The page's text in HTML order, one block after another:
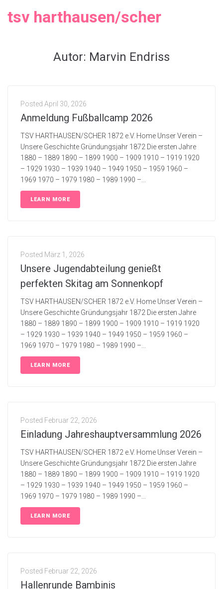
tsv harthausen/scher
Autor: Marvin Endriss
Posted April 30, 2026
Anmeldung Fußballcamp 2026
TSV HARTHAUSEN/SCHER 1872 e.V. Home Unser Verein –
Unsere Geschichte Gründungsjahr 1872 Die ersten Jahre
1880 – 1889 1890 – 1899 1900 – 1909 1910 – 1919 1920
– 1929 1930 – 1939 1940 – 1949 1950 – 1959 1960 –
1969 1970 – 1979 1980 – 1989 1990 –...
LEARN MORE
Posted März 1, 2026
Unsere Jugendabteilung genießt
perfekten Skitag am Sonnenkopf
TSV HARTHAUSEN/SCHER 1872 e.V. Home Unser Verein –
Unsere Geschichte Gründungsjahr 1872 Die ersten Jahre
1880 – 1889 1890 – 1899 1900 – 1909 1910 – 1919 1920
– 1929 1930 – 1939 1940 – 1949 1950 – 1959 1960 –
1969 1970 – 1979 1980 – 1989 1990 –...
LEARN MORE
Posted Februar 22, 2026
Einladung Jahreshauptversammlung 2026
TSV HARTHAUSEN/SCHER 1872 e.V. Home Unser Verein –
Unsere Geschichte Gründungsjahr 1872 Die ersten Jahre
1880 – 1889 1890 – 1899 1900 – 1909 1910 – 1919 1920
– 1929 1930 – 1939 1940 – 1949 1950 – 1959 1960 –
1969 1970 – 1979 1980 – 1989 1990 –...
LEARN MORE
Posted Februar 22, 2026
Hallenrunde Bambinis